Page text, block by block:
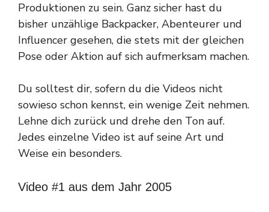
Produktionen zu sein. Ganz sicher hast du
bisher unzählige Backpacker, Abenteurer und
Influencer gesehen, die stets mit der gleichen
Pose oder Aktion auf sich aufmerksam machen.
Du solltest dir, sofern du die Videos nicht
sowieso schon kennst, ein wenige Zeit nehmen.
Lehne dich zurück und drehe den Ton auf.
Jedes einzelne Video ist auf seine Art und
Weise ein besonders.
Video #1 aus dem Jahr 2005